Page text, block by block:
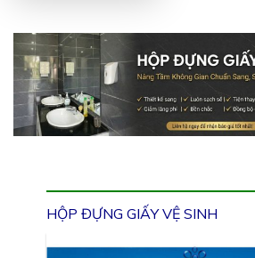
HỘP ĐỰNG GIẤY VỆ SINH